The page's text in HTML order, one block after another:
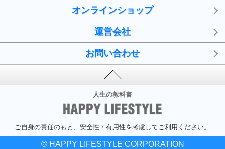
オンラインショップ
運営会社
お問い合わせ
人生の教科書
ご自身の責任のもと、安全性・有用性を考慮してご利用ください。
© HAPPY LIFESTYLE CORPORATION